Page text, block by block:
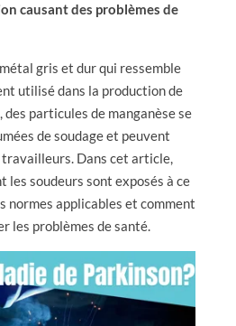
causant des problèmes de
gris et dur qui ressemble
utilisé dans la production de
des particules de manganèse se
de soudage et peuvent
Dans cet article,
les soudeurs sont exposés à ce
normes applicables et comment
les problèmes de santé.